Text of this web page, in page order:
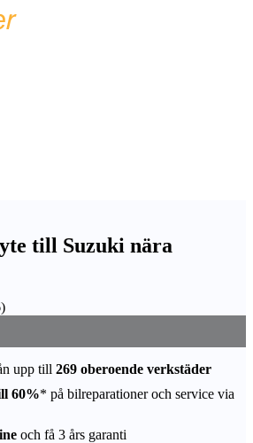
till Suzuki nära
)
upp till 269 oberoende verkstäder
60%* på bilreparationer och service via
och få 3 års garanti